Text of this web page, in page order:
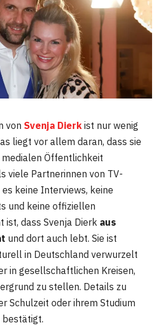
von Svenja Dierk ist nur wenig
liegt vor allem daran, dass sie
Öffentlichkeit
viele Partnerinnen von TV-
keine Interviews, keine
und keine offiziellen
ist, dass Svenja Dierk aus
und dort auch lebt. Sie ist
in Deutschland verwurzelt
in gesellschaftlichen Kreisen,
zu stellen. Details zu
Schulzeit oder ihrem Studium